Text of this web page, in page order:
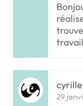
cyrille
29